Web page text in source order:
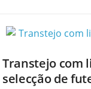
Transtejo com
selecção de